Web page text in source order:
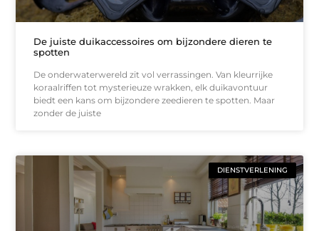
De juiste duikaccessoires om bijzondere dieren te
spotten
De onderwaterwereld zit vol verrassingen. Van kleurrijke
koraalriffen tot mysterieuze wrakken, elk duikavontuur
biedt een kans om bijzondere zeedieren te spotten. Maar
zonder de juiste
DIENSTVERLENING